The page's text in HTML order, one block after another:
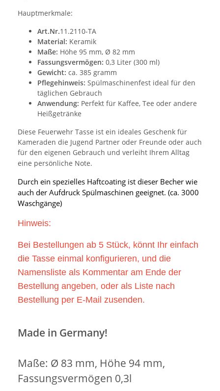
Hauptmerkmale:
Art.Nr.11.2110-TA
Material: Keramik
Maße: Höhe 95 mm, Ø 82 mm
Fassungsvermögen: 0,3 Liter (300 ml)
Gewicht: ca. 385 gramm
Pflegehinweis: Spülmaschinenfest ideal für den
täglichen Gebrauch
Anwendung: Perfekt für Kaffee, Tee oder andere
Heißgetränke
Diese Feuerwehr Tasse ist ein ideales Geschenk für
Kameraden die Jugend Partner oder Freunde oder auch
für den eigenen Gebrauch und verleiht Ihrem Alltag
eine persönliche Note.
Durch ein spezielles Haftcoating ist dieser Becher wie
auch der Aufdruck Spülmaschinen geeignet. (ca. 3000
Waschgänge)
Hinweis:
Bei Bestellungen ab 5 Stück, könnt Ihr einfach
die Tasse einmal konfigurieren, und die
Namensliste als Kommentar am Ende der
Bestellung angeben, oder als Liste nach
Bestellung per E-Mail zusenden.
Made in Germany!
Maße: Ø 83 mm, Höhe 94 mm,
Fassungsvermögen 0,3l